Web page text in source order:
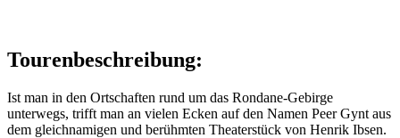
Tourenbeschreibung:
Ist man in den Ortschaften rund um das Rondane-Gebirge
unterwegs, trifft man an vielen Ecken auf den Namen Peer Gynt aus
dem gleichnamigen und berühmten Theaterstück von Henrik Ibsen.